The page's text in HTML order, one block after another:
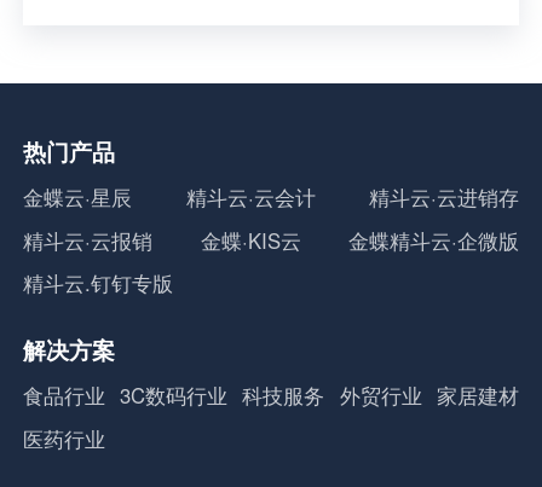
热门产品
金蝶云·星辰 精斗云·云会计
精斗云·云进销存
精斗云·云报销
金蝶·KIS云
金蝶精斗云·企微版
精斗云.钉钉专版
解决方案
食品行业 3C数码行业 科技服务 外贸行业 家居建材
医药行业